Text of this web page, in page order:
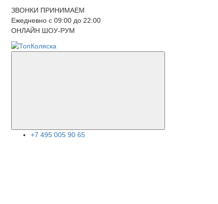
ЗВОНКИ ПРИНИМАЕМ
Ежедневно с 09:00 до 22:00
ОНЛАЙН ШОУ-РУМ
+7 495 005 90 65